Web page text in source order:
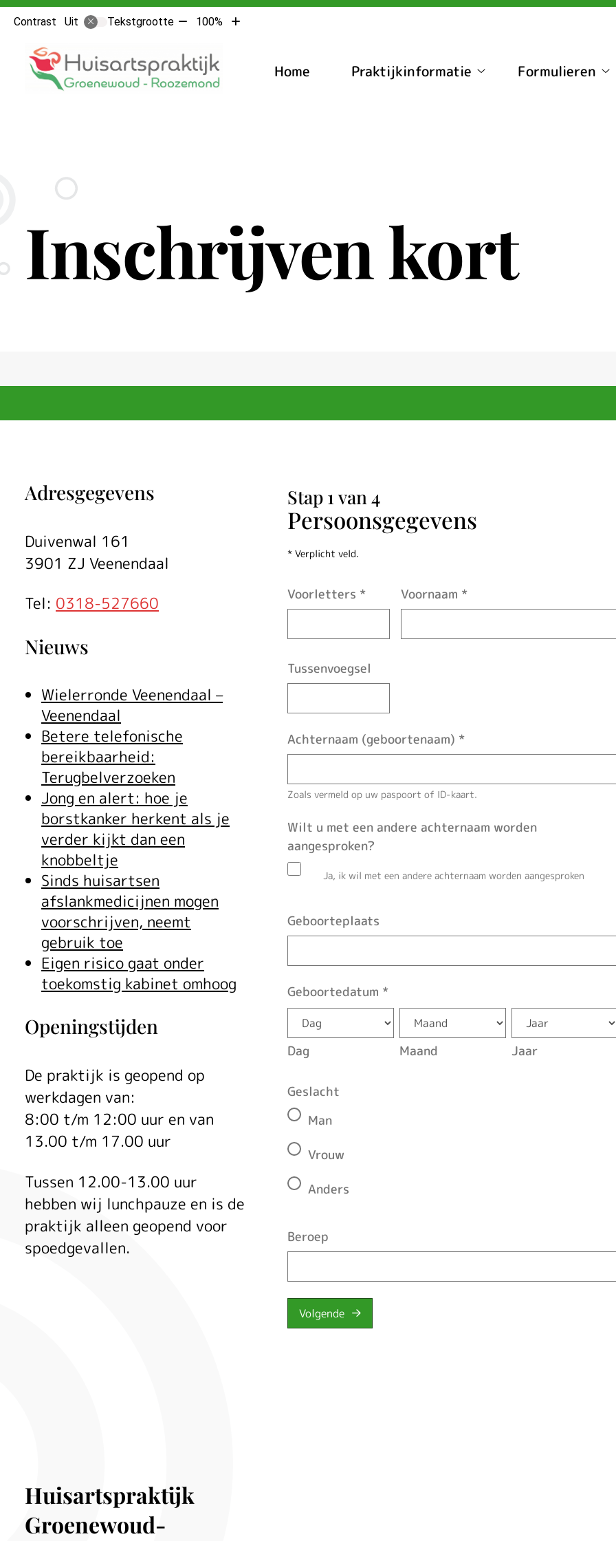
Contrast Uit Tekstgrootte Tekst
met
10%
100%
Tekst
Home Praktijkinformatie Formulieren
Inschrijven kort
kort
Stap 1 van 4
Persoonsgegevens
* Verplicht veld.
Voorletters * Voornaam *
Tussenvoegsel
Achternaam (geboortenaam) *
Zoals vermeld op uw paspoort of ID-kaart.
Wilt u met een andere achternaam worden
aangesproken?
Ja, ik wil met een andere achternaam worden aangesproken
Geboorteplaats
Geboortedatum *
Dag Maand Jaar
Geslacht
Man
Vrouw
Anders
Beroep
Volgende
Adresgegevens
Duivenwal 161
3901 ZJ Veenendaal
Tel: 0318-527660
Nieuws
Wielerronde Veenendaal –
Veenendaal
Betere telefonische
bereikbaarheid:
Terugbelverzoeken
Jong en alert: hoe je
borstkanker herkent als je
verder kijkt dan een
knobbeltje
Sinds huisartsen
afslankmedicijnen mogen
voorschrijven, neemt
gebruik toe
Eigen risico gaat onder
toekomstig kabinet omhoog
Openingstijden
De praktijk is geopend op
werkdagen van:
8:00 t/m 12:00 uur en van
13.00 t/m 17.00 uur
Tussen 12.00-13.00 uur
hebben wij lunchpauze en is de
praktijk alleen geopend voor
spoedgevallen.
Huisartspraktijk
Groenewoud-